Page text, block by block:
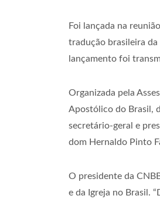
Foi lançada na
tradução brasileira
lançamento foi
Organizada pela
Apostólico do Brasil,
secretário-geral e
dom Hernaldo Pinto
O presidente da
e da Igreja no Brasil.